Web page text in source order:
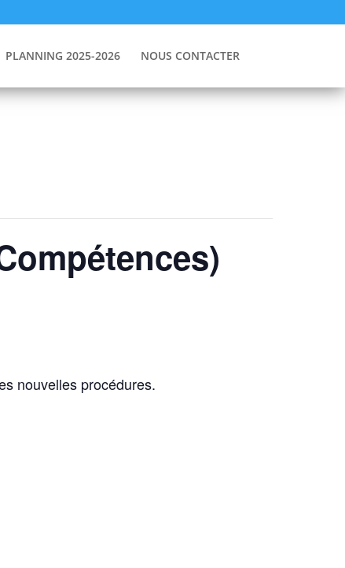
PLANNING 2025-2026 NOUS CONTACTER
nouvelles procédures.